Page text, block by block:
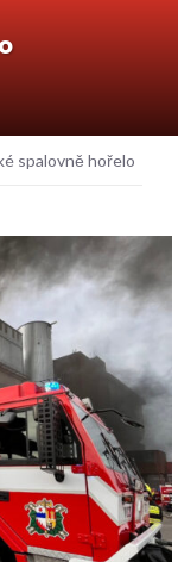
spalovně hořelo